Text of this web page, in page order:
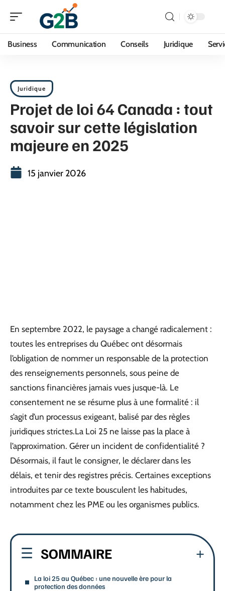
Business Communication Conseils Juridique
Juridique
Projet de loi 64 Canada : tout
savoir sur cette législation
majeure en 2025
15 janvier 2026
En septembre 2022, le paysage a changé radicalement :
toutes les entreprises du Québec ont désormais
l’obligation de nommer un responsable de la protection
des renseignements personnels, sous peine de
sanctions financières jamais vues jusque-là. Le
consentement ne se résume plus à une formalité : il
s’agit d’un processus exigeant, balisé par des règles
juridiques strictes.La Loi 25 ne laisse pas la place à
l’approximation. Gérer un incident de confidentialité ?
Désormais, il faut le consigner, le déclarer dans les
délais, et tenir des registres précis. Certaines exceptions
introduites par ce texte bousculent les habitudes,
notamment chez les PME ou les organismes publics.
SOMMAIRE
La loi 25 au Québec : une nouvelle ère pour la
protection des données